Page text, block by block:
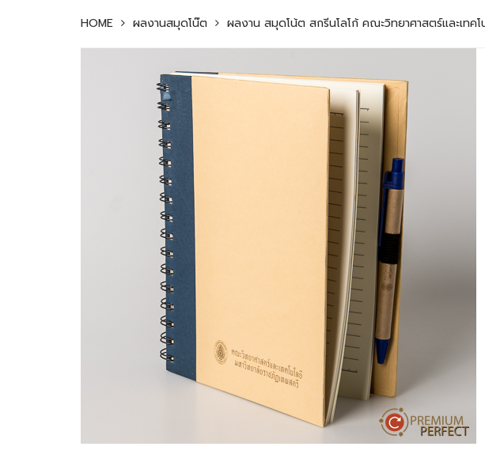
HOME ผลงานสมุดโน๊ต ผลงาน สมุดโน้ต สกรีนโลโก้ คณะวิทยาศาสตร์และเทคโ